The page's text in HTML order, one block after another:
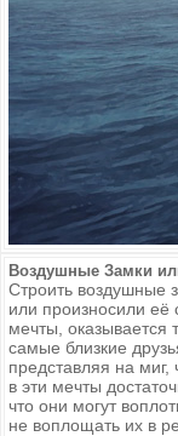
Воздушные Замки
Строить воздушные
или произносили её
мечты,
самые близкие
представляя на
в эти мечты
что они могут
не воплощать их в